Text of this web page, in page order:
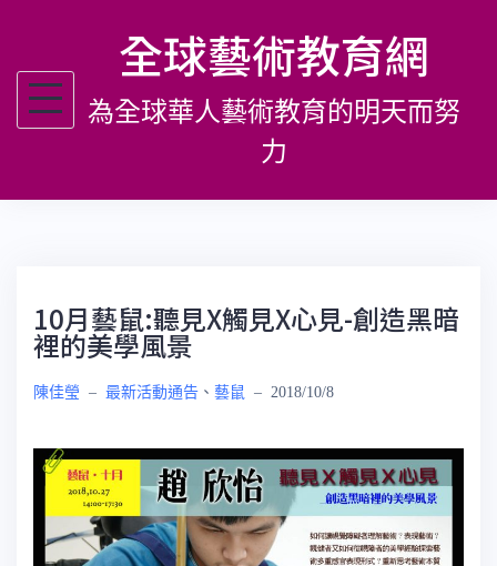
主
全球藝術教育網
為全球華人藝術教育的明天而努
力
10月藝鼠:聽見X觸見X心見-創造黑暗
裡的美學風景
陳佳瑩 – 最新活動通告 、 藝鼠 – 2018/10/8